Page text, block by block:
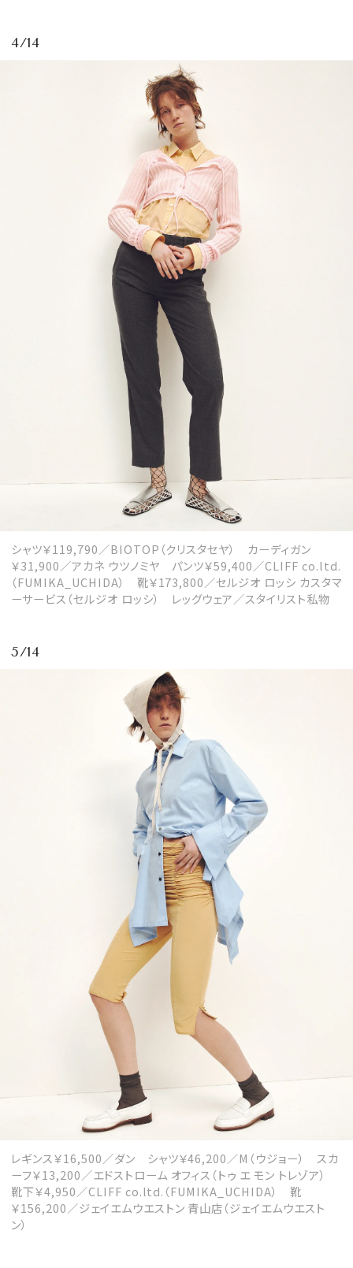
4/14
シャツ￥119,790／BIOTOP（クリスタセヤ） カーディガン
￥31,900／アカネ ウツノミヤ パンツ￥59,400／CLIFF co.ltd.
（FUMIKA_UCHIDA） 靴￥173,800／セルジオ ロッシ カスタマ
ーサービス（セルジオ ロッシ） レッグウェア／スタイリスト私物
5/14
レギンス￥16,500／ダン シャツ￥46,200／M（ウジョー） スカ
ーフ￥13,200／エドストローム オフィス（トゥ エ モン トレゾア）
靴下￥4,950／CLIFF co.ltd.（FUMIKA_UCHIDA） 靴
￥156,200／ジェイエムウエストン 青山店（ジェイエムウエスト
ン）